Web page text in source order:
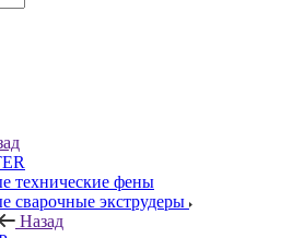
технические фены
сварочные экструдеры
Назад